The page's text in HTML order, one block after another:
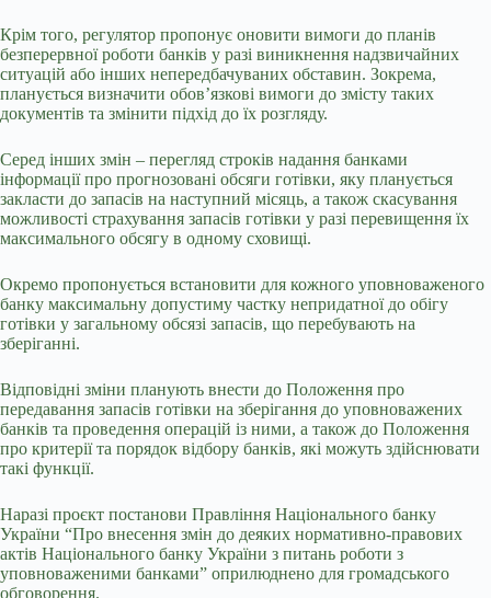
Крім того, регулятор пропонує оновити вимоги до планів
безперервної роботи банків у разі виникнення надзвичайних
ситуацій або інших непередбачуваних обставин. Зокрема,
планується визначити обов’язкові вимоги до змісту таких
документів та змінити підхід до їх розгляду.
Серед інших змін – перегляд строків надання банками
інформації про прогнозовані обсяги готівки, яку планується
закласти до запасів на наступний місяць, а також скасування
можливості страхування запасів готівки у разі перевищення їх
максимального обсягу в одному сховищі.
Окремо пропонується встановити для кожного уповноваженого
банку максимальну допустиму частку непридатної до обігу
готівки у загальному обсязі запасів, що перебувають на
зберіганні.
Відповідні зміни планують внести до Положення про
передавання запасів готівки на зберігання до уповноважених
банків та проведення операцій із ними, а також до Положення
про критерії та порядок відбору банків, які можуть здійснювати
такі функції.
Наразі проєкт постанови Правління Національного банку
України “Про внесення змін до деяких нормативно-правових
актів Національного банку України з питань роботи з
уповноваженими банками” оприлюднено для громадського
обговорення.